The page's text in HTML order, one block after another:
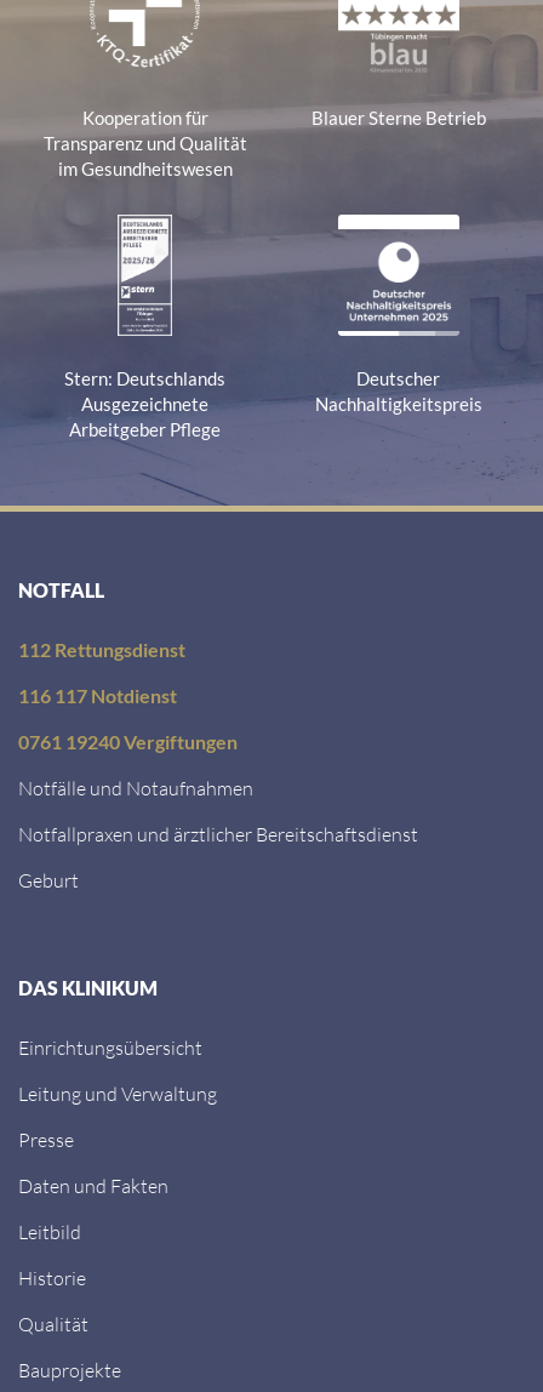
Kooperation für
Transparenz und Qualität
im Gesundheitswesen
Blauer Sterne Betrieb
Stern: Deutschlands
Ausgezeichnete
Arbeitgeber Pflege
Deutscher
Nachhaltigkeitspreis
NOTFALL
112 Rettungsdienst
116 117 Notdienst
0761 19240 Vergiftungen
Notfälle und Notaufnahmen
Notfallpraxen und ärztlicher Bereitschaftsdienst
Geburt
DAS KLINIKUM
Einrichtungsübersicht
Leitung und Verwaltung
Presse
Daten und Fakten
Leitbild
Historie
Qualität
Bauprojekte